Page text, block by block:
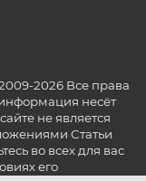
2026 Все права
несёт
не является
Статьи
во всех для вас
его